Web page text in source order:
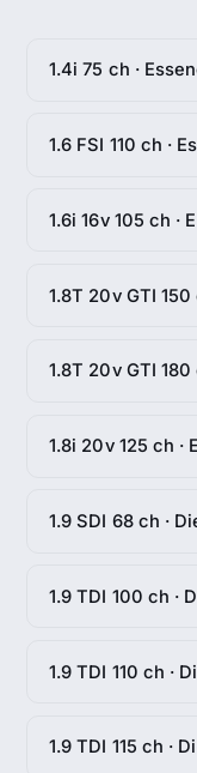
1.4i 75 ch ·
1.6 FSI 110 ch ·
1.6i 16v 105 ch ·
1.8T 20v GTI 150
1.8T 20v GTI 180
1.8i 20v 125 ch ·
1.9 SDI 68 ch ·
1.9 TDI 100 ch ·
1.9 TDI 110 ch ·
1.9 TDI 115 ch ·